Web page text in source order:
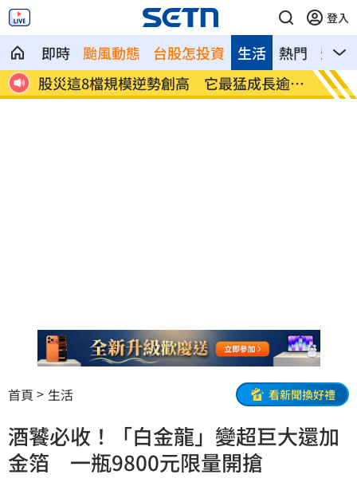
登入
即時 颱風動態 台股怎投資 熱門 影音
生活
爆掛表妹當小三！表姊擅貼IG下場慘了 半導
首頁 生活 看新聞換好禮
酒饕必收！「白金龍」變超巨大還加
金箔 一瓶9800元限量開搶